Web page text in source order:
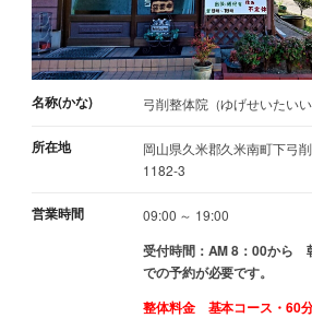
名称(かな) 弓削整体院（ゆげせいたいい
所在地
岡山県久米郡久米南町下弓
1182-3
営業時間 09:00 ～ 19:00
受付時間：AM 8：00から
での予約が必要です。
整体料金 基本コース・60